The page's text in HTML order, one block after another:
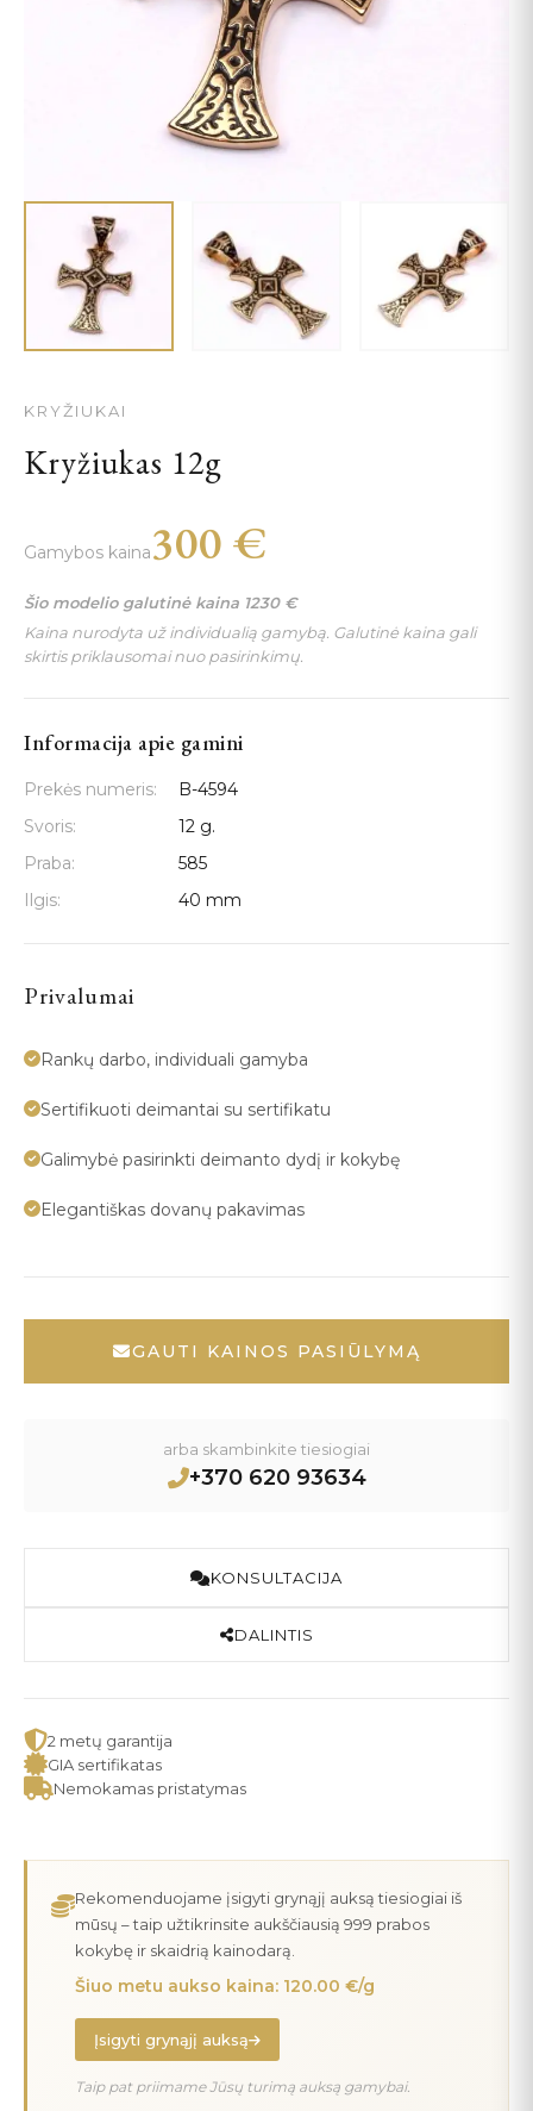
KRYŽIUKAI
Kryžiukas 12g
Gamybos kaina300 €
Šio modelio galutinė kaina 1230 €
Kaina nurodyta už individualią gamybą. Galutinė kaina gali
skirtis priklausomai nuo pasirinkimų.
Informacija apie gamini
Prekės numeris:
B-4594
Svoris:
12 g.
Praba:
585
Ilgis:
40 mm
Privalumai
Rankų darbo, individuali gamyba
Sertifikuoti deimantai su sertifikatu
Galimybė pasirinkti deimanto dydį ir kokybę
Elegantiškas dovanų pakavimas
GAUTI KAINOS PASIŪLYMĄ
arba skambinkite tiesiogiai
+370 620 93634
KONSULTACIJA
DALINTIS
2 metų garantija
GIA sertifikatas
Nemokamas pristatymas
Rekomenduojame įsigyti grynąjį auksą tiesiogiai iš
mūsų – taip užtikrinsite aukščiausią 999 prabos
kokybę ir skaidrią kainodarą.
Šiuo metu aukso kaina: 120.00 €/g
Įsigyti grynąjį auksą
Taip pat priimame Jūsų turimą auksą gamybai.